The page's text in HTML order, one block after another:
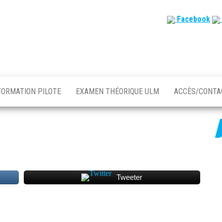
Facebook
PILOTE EXAMEN THÉORIQUE ULM ACCÈS/
Tweeter